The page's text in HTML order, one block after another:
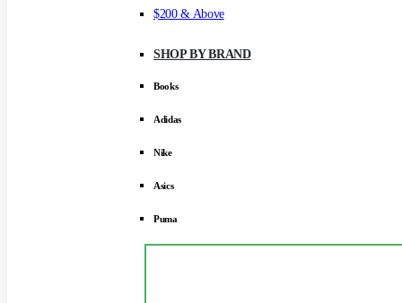
$200 & Above
SHOP BY BRAND
Books
Adidas
Nike
Asics
Puma